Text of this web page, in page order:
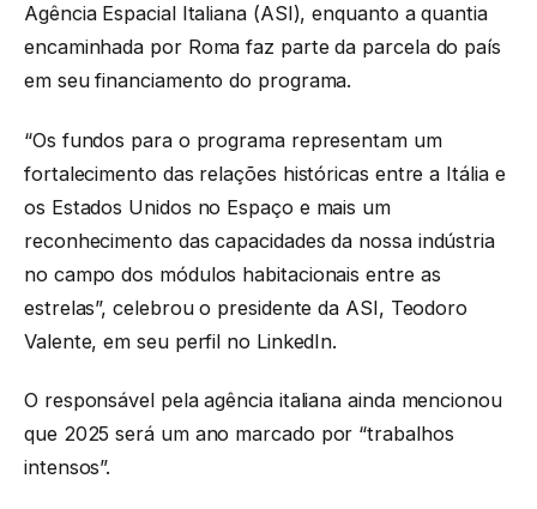
Agência Espacial Italiana (ASI), enquanto a quantia
encaminhada por Roma faz parte da parcela do país
em seu financiamento do programa.
“Os fundos para o programa representam um
fortalecimento das relações históricas entre a Itália e
os Estados Unidos no Espaço e mais um
reconhecimento das capacidades da nossa indústria
no campo dos módulos habitacionais entre as
estrelas”, celebrou o presidente da ASI, Teodoro
Valente, em seu perfil no LinkedIn.
O responsável pela agência italiana ainda mencionou
que 2025 será um ano marcado por “trabalhos
intensos”.